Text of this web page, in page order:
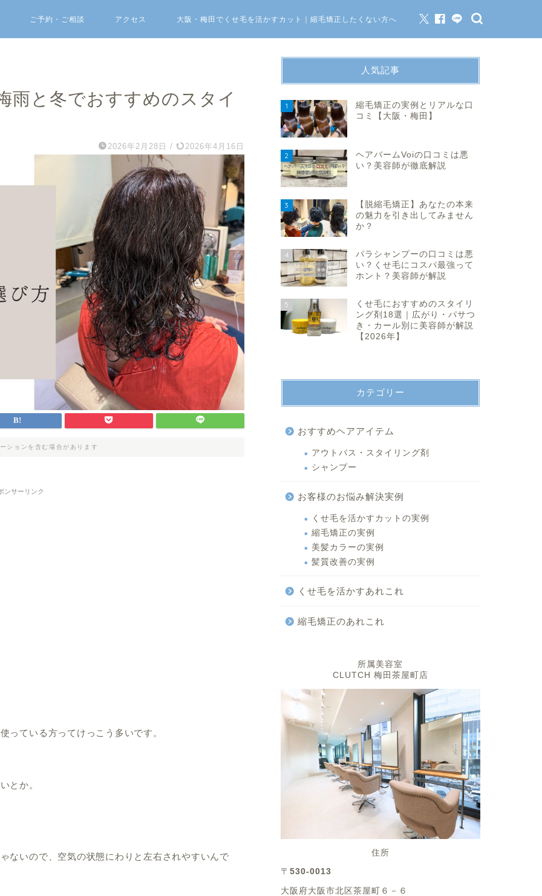
ご予約・ご相談 アクセス 大阪・梅田でくせ毛を活かすカット｜縮毛矯正したくない方へ
雨と冬でおすすめのスタイ
2026年2月28日 / 2026年4月16日
ションを含む場合があります
ンサーリンク
っている方ってけっこう多いです。
とか。
ないので、空気の状態にわりと左右されやすいんで
人気記事
1
縮毛矯正の実例とリアルな口
コミ【大阪・梅田】
2
ヘアバームVoiの口コミは悪
い？美容師が徹底解説
3
【脱縮毛矯正】あなたの本来
の魅力を引き出してみません
か？
4
パラシャンプーの口コミは悪
い？くせ毛にコスパ最強って
ホント？美容師が解説
5
くせ毛におすすめのスタイリ
ング剤18選｜広がり・パサつ
き・カール別に美容師が解説
【2026年】
カテゴリー
おすすめヘアアイテム
アウトバス・スタイリング剤
シャンプー
お客様のお悩み解決実例
くせ毛を活かすカットの実例
縮毛矯正の実例
美髪カラーの実例
髪質改善の実例
くせ毛を活かすあれこれ
縮毛矯正のあれこれ
所属美容室
CLUTCH 梅田茶屋町店
住所
〒 530-0013
大阪府大阪市北区茶屋町６－６